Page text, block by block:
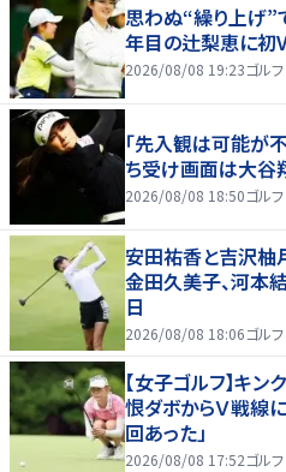
思わぬ“繰り上げ”
年目の辻梨恵に初
2026/08/08 19:23ゴルフ
「先入観は可能が
ち受け画面は大谷
2026/08/08 18:50ゴルフ
安田祐香と吉沢柚
金田久美子、河
日
2026/08/08 18:06ゴルフ
【女子ゴルフ】キ
恨ダボからＶ戦線
回あった」
2026/08/08 17:52ゴルフ